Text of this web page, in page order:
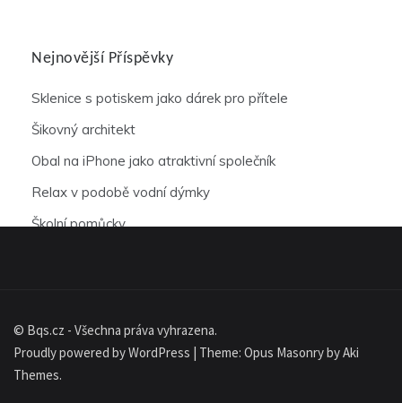
Nejnovější Příspěvky
Sklenice s potiskem jako dárek pro přítele
Šikovný architekt
Obal na iPhone jako atraktivní společník
Relax v podobě vodní dýmky
Školní pomůcky
© Bqs.cz - Všechna práva vyhrazena.
Proudly powered by WordPress | Theme: Opus Masonry byAki
Themes.